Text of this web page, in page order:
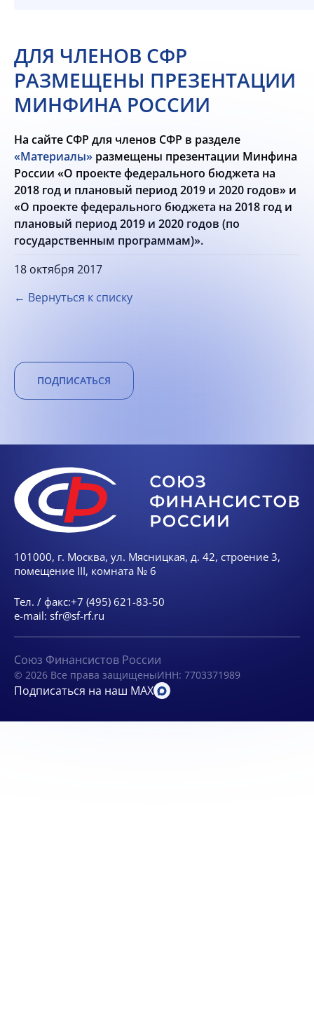
ДЛЯ ЧЛЕНОВ СФР
РАЗМЕЩЕНЫ ПРЕЗЕНТАЦИИ
МИНФИНА РОССИИ
На сайте СФР для членов СФР в разделе
«Материалы» размещены презентации Минфина
России «О проекте федерального бюджета на
2018 год и плановый период 2019 и 2020 годов» и
«О проекте федерального бюджета на 2018 год и
плановый период 2019 и 2020 годов (по
государственным программам)».
18 октября 2017
← Вернуться к списку
ПОДПИСАТЬСЯ
101000, г. Москва, ул. Мясницкая, д. 42, строение 3,
помещение III, комната № 6
Тел. / факс:+7 (495) 621-83-50
e-mail: sfr@sf-rf.ru
Союз Финансистов России
© 2026 Все права защищеныИНН: 7703371989
Подписаться на наш MAX